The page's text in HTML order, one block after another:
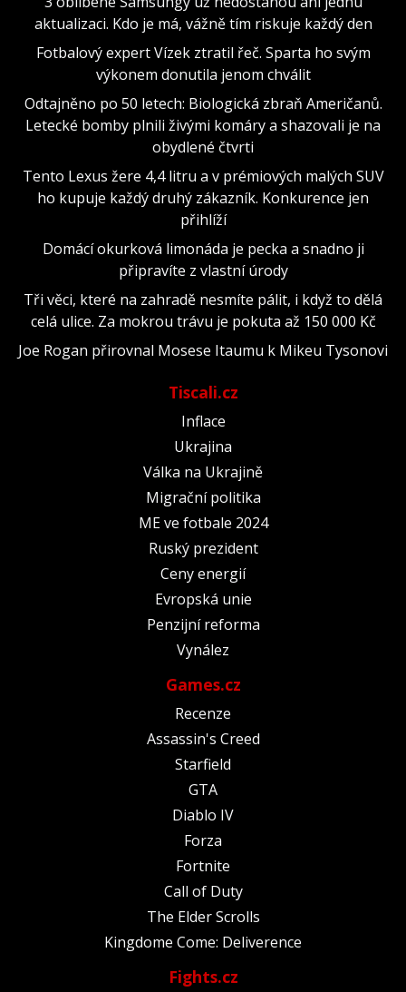
aktualizaci. Kdo je má, vážně tím riskuje každý den
Fotbalový expert Vízek ztratil řeč. Sparta ho svým
výkonem donutila jenom chválit
Odtajněno po 50 letech: Biologická zbraň Američanů.
Letecké bomby plnili živými komáry a shazovali je na
obydlené čtvrti
Tento Lexus žere 4,4 litru a v prémiových malých SUV
ho kupuje každý druhý zákazník. Konkurence jen
přihlíží
Domácí okurková limonáda je pecka a snadno ji
připravíte z vlastní úrody
Tři věci, které na zahradě nesmíte pálit, i když to dělá
celá ulice. Za mokrou trávu je pokuta až 150 000 Kč
Joe Rogan přirovnal Mosese Itaumu k Mikeu Tysonovi
Tiscali.cz
Inflace
Ukrajina
Válka na Ukrajině
Migrační politika
ME ve fotbale 2024
Ruský prezident
Ceny energií
Evropská unie
Penzijní reforma
Vynález
Games.cz
Recenze
Assassin's Creed
Starfield
GTA
Diablo IV
Forza
Fortnite
Call of Duty
The Elder Scrolls
Kingdome Come: Deliverence
Fights.cz